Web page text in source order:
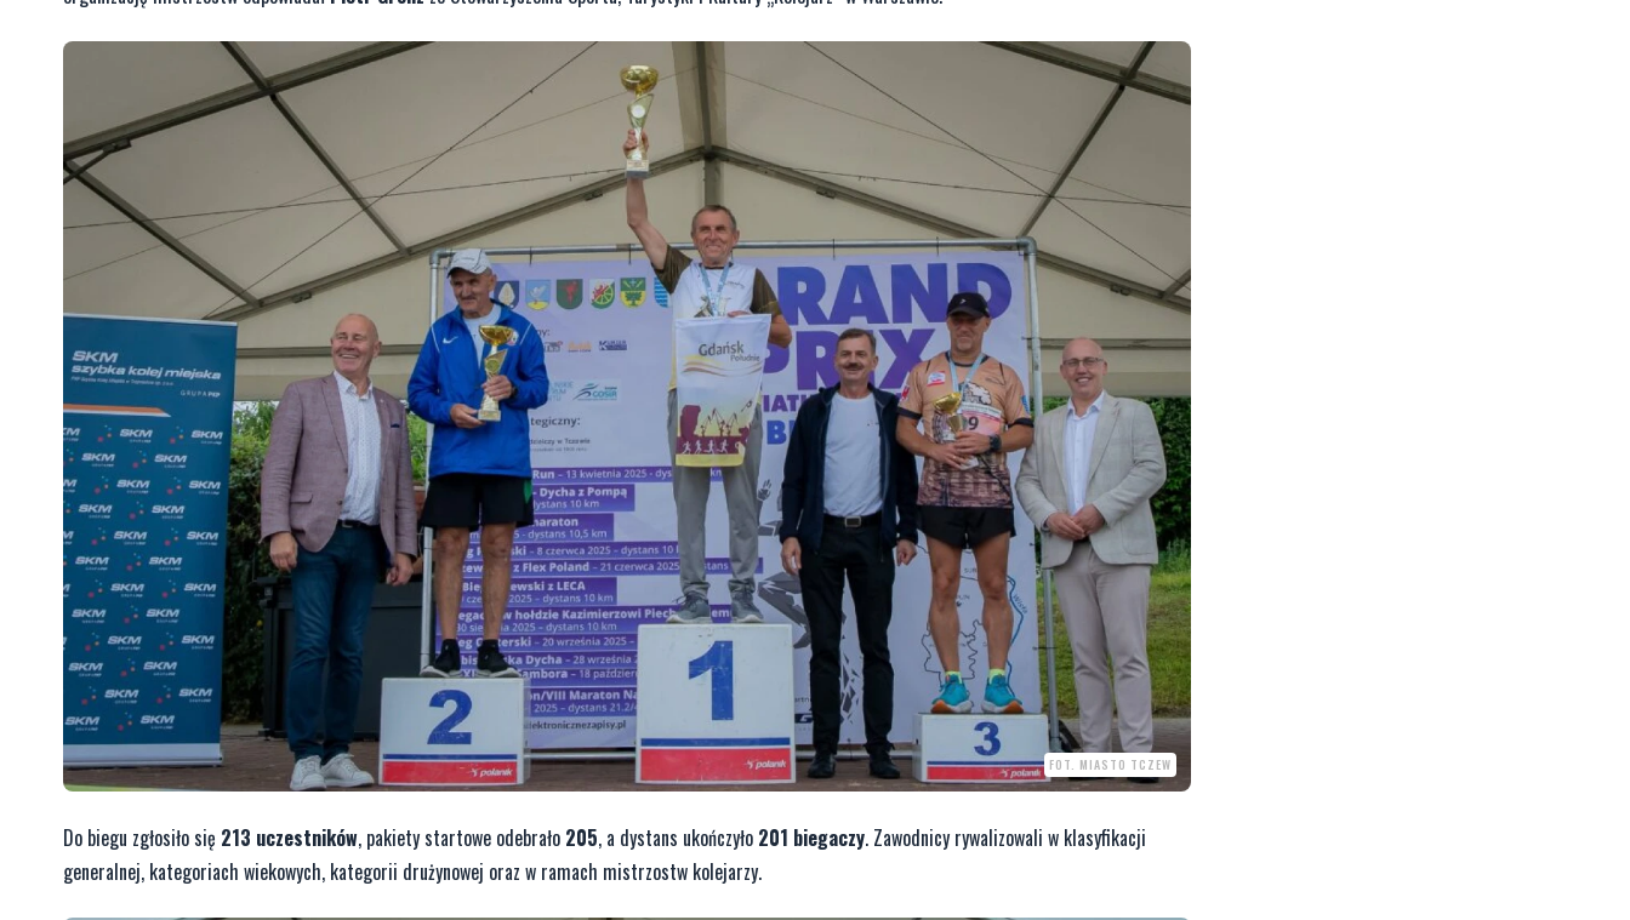
FOT. MIASTO TCZEW
Do biegu zgłosiło się 213 uczestników, pakiety startowe odebrało 205, a dystans ukończyło 201 biegaczy. Zawodnicy rywalizowali w klasyfikacji
generalnej, kategoriach wiekowych, kategorii drużynowej oraz w ramach mistrzostw kolejarzy.